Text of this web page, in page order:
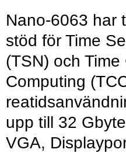
Nano-6063 har
stöd för Time
(TSN) och
Computing
upp till 32
VGA,